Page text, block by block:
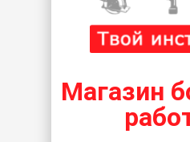
Магазин